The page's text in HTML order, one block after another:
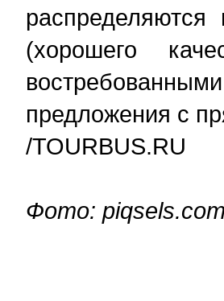
(хорошего
предложения с
/TOURBUS.RU
Фото: